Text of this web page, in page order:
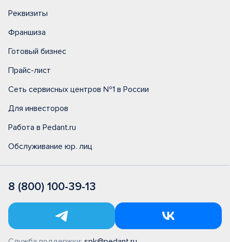
Реквизиты
Франшиза
Готовый бизнес
Прайс-лист
Сеть сервисных центров №1 в России
Для инвесторов
Работа в Pedant.ru
Обслуживание юр. лиц
8 (800) 100-39-13